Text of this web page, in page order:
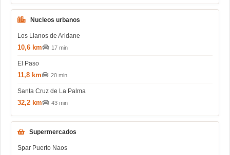
Nucleos urbanos
Los Llanos de Aridane
10,6 km 17 min
El Paso
11,8 km 20 min
Santa Cruz de La Palma
32,2 km 43 min
Supermercados
Spar Puerto Naos